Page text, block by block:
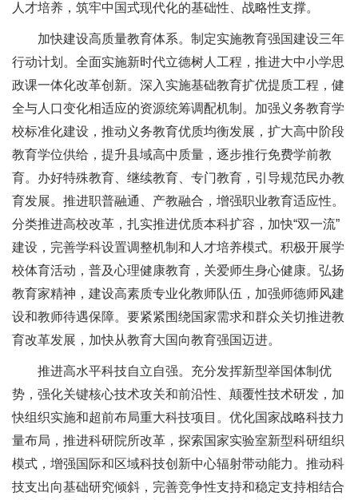
人才培养，筑牢中国式现代化的基础性、战略性支撑。
加快建设高质量教育体系。制定实施教育强国建设三年
行动计划。全面实施新时代立德树人工程，推进大中小学思
政课一体化改革创新。深入实施基础教育扩优提质工程，健
全与人口变化相适应的资源统筹调配机制。加强义务教育学
校标准化建设，推动义务教育优质均衡发展，扩大高中阶段
教育学位供给，提升县域高中质量，逐步推行免费学前教
育。办好特殊教育、继续教育、专门教育，引导规范民办教
育发展。推进职普融通、产教融合，增强职业教育适应性。
分类推进高校改革，扎实推进优质本科扩容，加快“双一流”
建设，完善学科设置调整机制和人才培养模式。积极开展学
校体育活动，普及心理健康教育，关爱师生身心健康。弘扬
教育家精神，建设高素质专业化教师队伍，加强师德师风建
设和教师待遇保障。要紧紧围绕国家需求和群众关切推进教
育改革发展，加快从教育大国向教育强国迈进。
推进高水平科技自立自强。充分发挥新型举国体制优
势，强化关键核心技术攻关和前沿性、颠覆性技术研发，加
快组织实施和超前布局重大科技项目。优化国家战略科技力
量布局，推进科研院所改革，探索国家实验室新型科研组织
模式，增强国际和区域科技创新中心辐射带动能力。推动科
技支出向基础研究倾斜，完善竞争性支持和稳定支持相结合